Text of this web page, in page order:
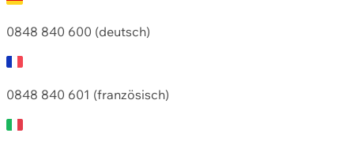
0848 840 600 (deutsch)
0848 840 601 (französisch)